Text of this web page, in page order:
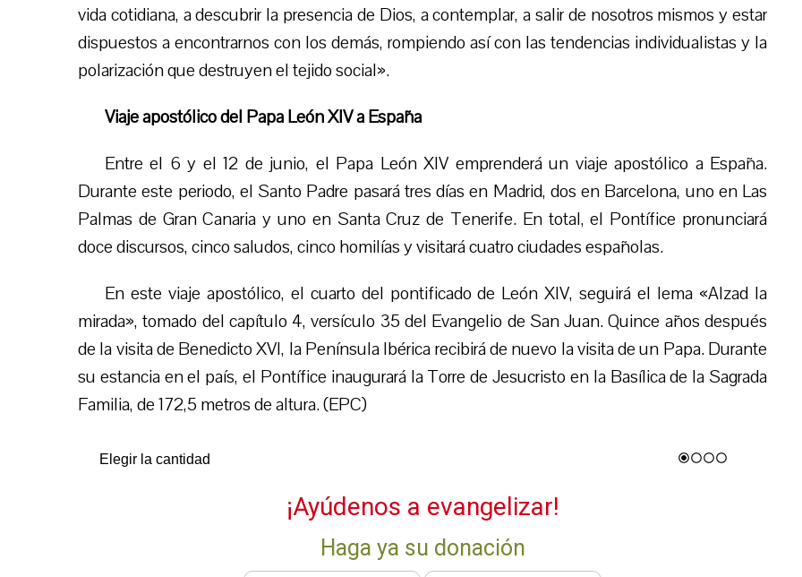
vida cotidiana, a descubrir la presencia de Dios, a contemplar, a salir de nosotros mismos y estar
dispuestos a encontrarnos con los demás, rompiendo así con las tendencias individualistas y la
polarización que destruyen el tejido social».
Viaje apostólico del Papa León XIV a España
Entre el 6 y el 12 de junio, el Papa León XIV emprenderá un viaje apostólico a España.
Durante este periodo, el Santo Padre pasará tres días en Madrid, dos en Barcelona, ​​uno en Las
Palmas de Gran Canaria y uno en Santa Cruz de Tenerife. En total, el Pontífice pronunciará
doce discursos, cinco saludos, cinco homilías y visitará cuatro ciudades españolas.
En este viaje apostólico, el cuarto del pontificado de León XIV, seguirá el lema «Alzad la
mirada», tomado del capítulo 4, versículo 35 del Evangelio de San Juan. Quince años después
de la visita de Benedicto XVI, la Península Ibérica recibirá de nuevo la visita de un Papa. Durante
su estancia en el país, el Pontífice inaugurará la Torre de Jesucristo en la Basílica de la Sagrada
Familia, de 172,5 metros de altura. (EPC)